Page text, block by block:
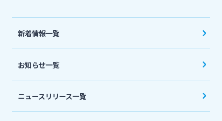
株主・投資家の皆さま
ニュースリリース一覧
新着情報一覧
お知らせ一覧
ニュースリリース一覧